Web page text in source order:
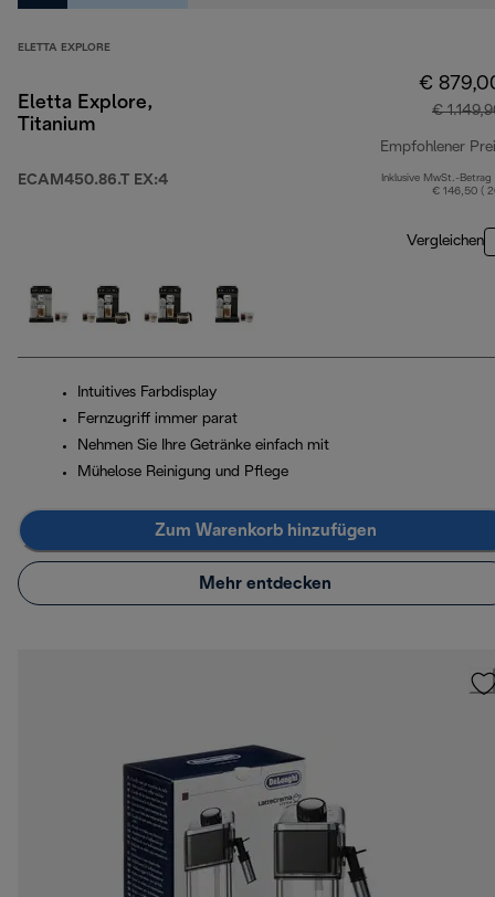
ELETTA EXPLORE
Eletta Explore,
Titanium
ECAM450.86.T EX:4
€
€
Empfohlener
Inklusive MwSt.-Betrag
€ 146,50 (
Vergleichen
Intuitives Farbdisplay
Fernzugriff immer parat
Nehmen Sie Ihre Getränke einfach mit
Mühelose Reinigung und Pflege
Zum Warenkorb hinzufügen
Mehr entdecken